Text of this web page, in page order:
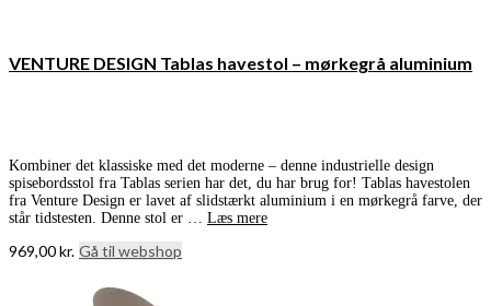
VENTURE DESIGN Tablas havestol – mørkegrå aluminium
Kombiner det klassiske med det moderne – denne industrielle design
spisebordsstol fra Tablas serien har det, du har brug for! Tablas havestolen
fra Venture Design er lavet af slidstærkt aluminium i en mørkegrå farve, der
står tidstesten. Denne stol er … Læs mere
969,00kr. Gå til webshop